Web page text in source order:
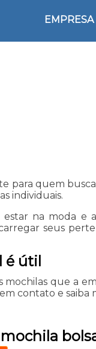
EMPRESA
para quem
individuais.
na moda e
seus
é útil
mochilas que a
contato e saiba